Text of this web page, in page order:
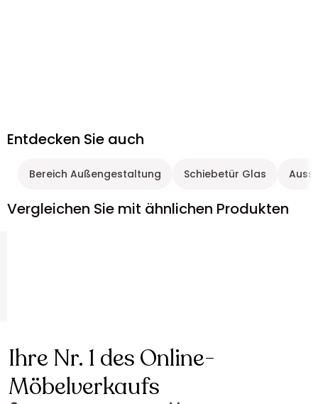
Entdecken Sie auch
Bereich Außengestaltung Schiebetür Glas
Vergleichen Sie mit ähnlichen Produkten
Ihre Nr. 1 des Online-
Möbelverkaufs